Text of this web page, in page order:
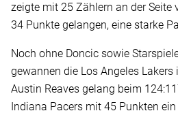
zeigte mit 25 Zählern an der Seite
34 Punkte gelangen, eine starke
Noch ohne Doncic sowie
gewannen die Los Angeles Lakers
Austin Reaves gelang beim
Indiana Pacers mit 45 Punkten